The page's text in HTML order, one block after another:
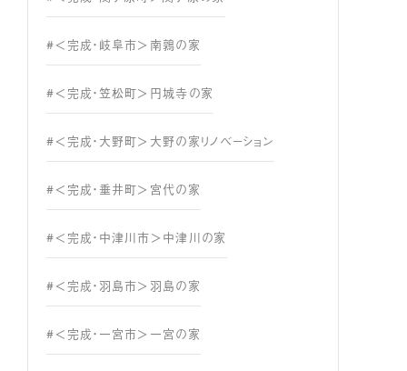
#＜完成・岐阜市＞南鶉の家
#＜完成・笠松町＞円城寺の家
#＜完成・大野町＞大野の家リノベーション
#＜完成・垂井町＞宮代の家
#＜完成・中津川市＞中津川の家
#＜完成・羽島市＞羽島の家
#＜完成・一宮市＞一宮の家